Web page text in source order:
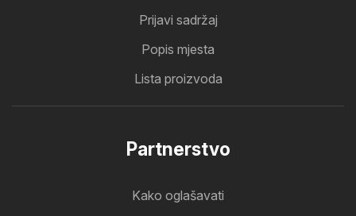
Prijavi sadržaj
Popis mjesta
Lista proizvoda
Partnerstvo
Kako oglašavati